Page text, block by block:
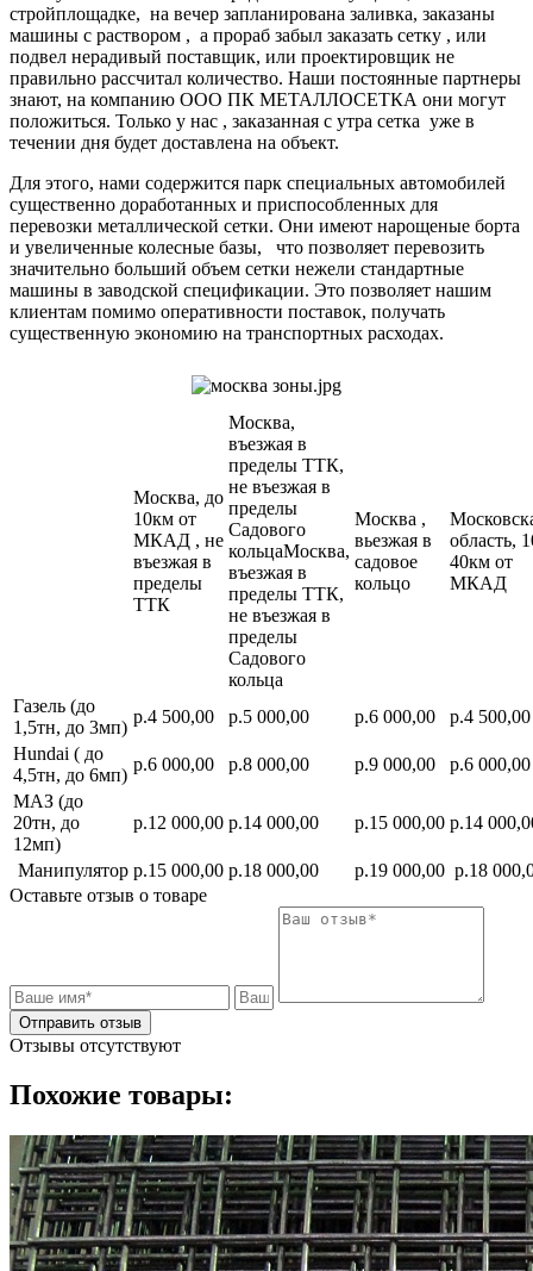
стройплощадке, на вечер запланирована заливка, заказаны
машины с раствором , а прораб забыл заказать сетку , или
подвел нерадивый поставщик, или проектировщик не
правильно рассчитал количество. Наши постоянные партнеры
знают, на компанию ООО ПК МЕТАЛЛОСЕТКА они могут
положиться. Только у нас , заказанная с утра сетка уже в
течении дня будет доставлена на объект.
Для этого, нами содержится парк специальных автомобилей
существенно доработанных и приспособленных для
перевозки металлической сетки. Они имеют нарощеные борта
и увеличенные колесные базы, что позволяет перевозить
значительно больший объем сетки нежели стандартные
машины в заводской спецификации. Это позволяет нашим
клиентам помимо оперативности поставок, получать
существенную экономию на транспортных расходах.
Москва, до
10км от
МКАД , не
въезжая в
пределы
ТТК
Москва,
въезжая в
пределы ТТК,
не въезжая в
пределы
Садового
кольцаМосква,
въезжая в
пределы ТТК,
не въезжая в
пределы
Садового
кольца
Москва ,
вьезжая в
садовое
кольцо
область,
40км от
МКАД
Газель (до
1,5тн, до 3мп)
р.4 500,00 р.5 000,00 р.6 000,00
р.4 500,00
Hundai ( до
4,5тн, до 6мп)
р.6 000,00 р.8 000,00 р.9 000,00
р.6 000,00
МАЗ (до
20тн, до
12мп)
р.12 000,00 р.14 000,00 р.15 000,00 р.14
Манипулятор р.15 000,00 р.18 000,00 р.19 000,00 р.18
Оставьте отзыв о товаре
Отправить отзыв
Отзывы отсутствуют
Похожие товары: